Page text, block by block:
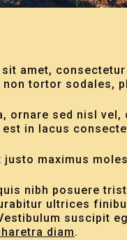
amet,
tortor sodales,
ornare sed nisl
est in lacus
justo maximus
nibh posuere
ultrices
suscipit
diam.